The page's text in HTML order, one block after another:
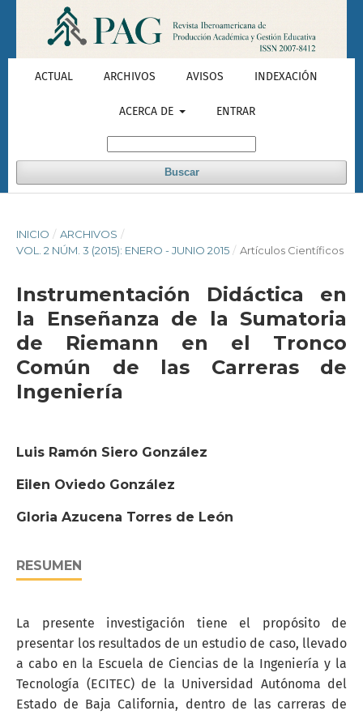
ACTUAL ARCHIVOS AVISOS INDEXACIÓN
ACERCA DE ENTRAR
Buscar
INICIO / ARCHIVOS /
VOL. 2 NÚM. 3 (2015): ENERO - JUNIO 2015 / Artículos Científicos
Instrumentación Didáctica en
la Enseñanza de la Sumatoria
de Riemann en el Tronco
Común de las Carreras de
Ingeniería
Luis Ramón Siero González
Eilen Oviedo González
Gloria Azucena Torres de León
RESUMEN
La presente investigación tiene el propósito de
presentar los resultados de un estudio de caso, llevado
a cabo en la Escuela de Ciencias de la Ingeniería y la
Tecnología (ECITEC) de la Universidad Autónoma del
Estado de Baja California, dentro de las carreras de